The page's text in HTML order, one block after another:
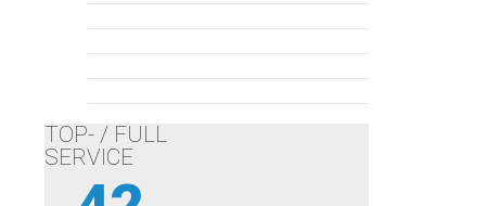
TOP- / FULL
SERVICE